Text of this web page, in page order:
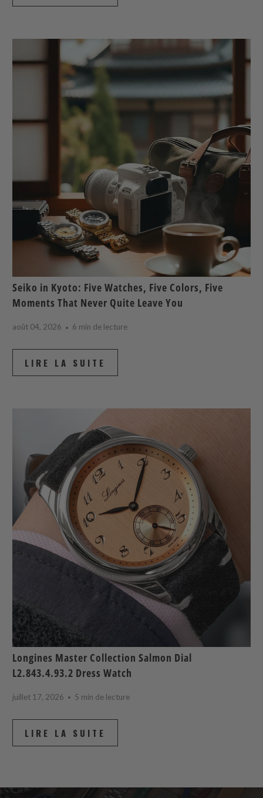
Seiko in Kyoto: Five Watches, Five Colors, Five
Moments That Never Quite Leave You
août 04, 2026 6 min de lecture
LIRE LA SUITE
Longines Master Collection Salmon Dial
L2.843.4.93.2 Dress Watch
juillet 17, 2026 5 min de lecture
LIRE LA SUITE